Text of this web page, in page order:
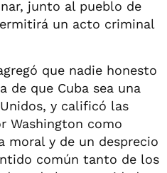
junto al pueblo de
un acto criminal
que nadie honesto
de que Cuba sea una
y calificó las
Washington como
moral y de un desprecio
común tanto de los